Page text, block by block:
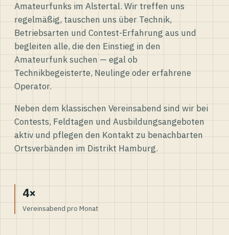
Amateurfunks im Alstertal. Wir treffen uns
regelmäßig, tauschen uns über Technik,
Betriebsarten und Contest-Erfahrung aus und
begleiten alle, die den Einstieg in den
Amateurfunk suchen — egal ob
Technikbegeisterte, Neulinge oder erfahrene
Operator.
Neben dem klassischen Vereinsabend sind wir bei
Contests, Feldtagen und Ausbildungsangeboten
aktiv und pflegen den Kontakt zu benachbarten
Ortsverbänden im Distrikt Hamburg.
4×
Vereinsabend pro Monat